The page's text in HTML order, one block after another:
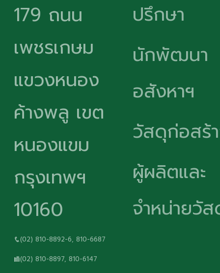
179 ถนน
เพชรเกษม
แขวงหนอง
ค้างพลู เขต
หนองแขม
กรุงเทพฯ
10160
(02) 810-8892-6, 810-6687
(02) 810-8897, 810-6147
ปรึกษา
นักพัฒนา
อสังหาฯ
วัสดุก่อสร้
ผู้ผลิตและ
จำหน่ายวั